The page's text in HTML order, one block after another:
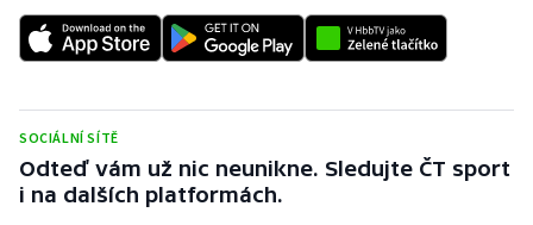
Triatlon
Vodní slalom
Volejbal
SOCIÁLNÍ SÍTĚ
Odteď vám už nic neunikne. Sledujte ČT sport
i na dalších platformách.